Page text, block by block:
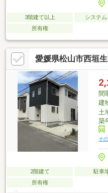
3階建て以上 システ
所有権
愛媛県松山市西垣
間
建
土
築
そ
2階建て 駐車
所有権